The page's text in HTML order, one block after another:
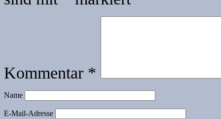
Kommentar *
Name
E-Mail-Adresse